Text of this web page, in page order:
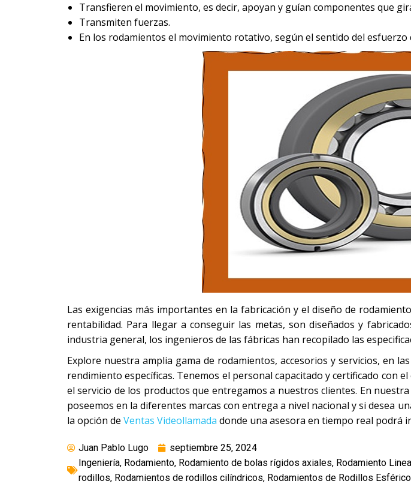
Transfieren el movimiento, es decir, apoyan y guían componentes que
Transmiten fuerzas.
En los rodamientos el movimiento rotativo, según el sentido del
Las exigencias más importantes en la fabricación y el diseño de
rentabilidad. Para llegar a conseguir las metas, son diseñados y
industria general, los ingenieros de las fábricas han recopilado las
Explore nuestra amplia gama de rodamientos, accesorios y servicios, en
rendimiento específicas. Tenemos el personal capacitado y certificado con
el servicio de los productos que entregamos a nuestros clientes. En nuestra
poseemos en la diferentes marcas con entrega a nivel nacional y si desea
la opción de Ventas Videollamada donde una asesora en tiempo real podrá
Juan Pablo Lugo
septiembre 25, 2024
Ingeniería, Rodamiento, Rodamiento de bolas rígidos axiales, Rodamiento
rodillos, Rodamientos de rodillos cilíndricos, Rodamientos de Rodillos